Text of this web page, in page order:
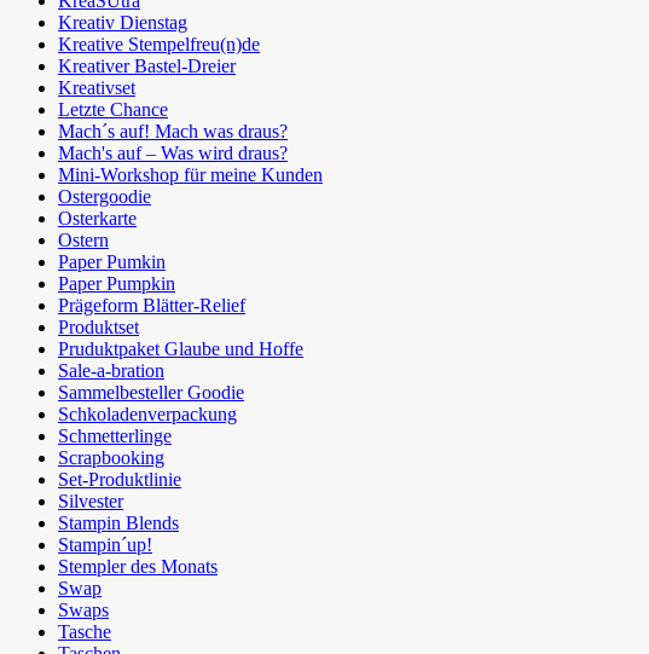
Kreativ Dienstag
Kreative Stempelfreu(n)de
Kreativer Bastel-Dreier
Kreativset
Letzte Chance
Mach´s auf! Mach was draus?
Mach's auf – Was wird draus?
Mini-Workshop für meine Kunden
Ostergoodie
Osterkarte
Ostern
Paper Pumkin
Paper Pumpkin
Prägeform Blätter-Relief
Produktset
Pruduktpaket Glaube und Hoffe
Sale-a-bration
Sammelbesteller Goodie
Schkoladenverpackung
Schmetterlinge
Scrapbooking
Set-Produktlinie
Silvester
Stampin Blends
Stampin´up!
Stempler des Monats
Swap
Swaps
Tasche